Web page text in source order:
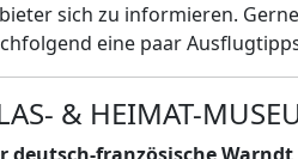
sich zu informieren.
eine paar
& HEIMAT-